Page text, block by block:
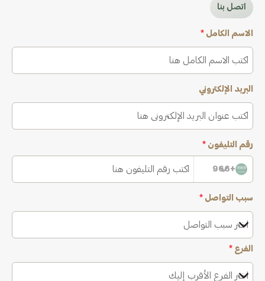
اتصل بنا
الاسم الكامل *
البريد الإلكتروني
رقم التليفون *
+966
سبب التواصل *
اختر سبب التواصل
الفرع *
اختر الفرع الأقرب إليك